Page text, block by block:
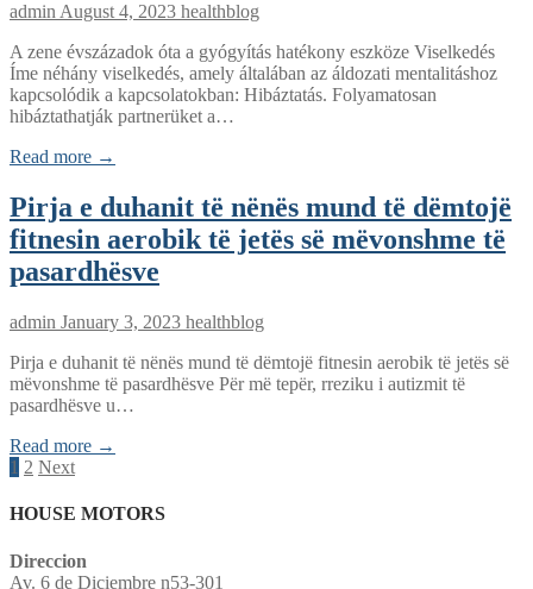
admin August 4, 2023 healthblog
A zene évszázadok óta a gyógyítás hatékony eszköze Viselkedés
Íme néhány viselkedés, amely általában az áldozati mentalitáshoz
kapcsolódik a kapcsolatokban: Hibáztatás. Folyamatosan
hibáztathatják partnerüket a…
Read more →
Pirja e duhanit të nënës mund të dëmtojë
fitnesin aerobik të jetës së mëvonshme të
pasardhësve
admin January 3, 2023 healthblog
Pirja e duhanit të nënës mund të dëmtojë fitnesin aerobik të jetës së
mëvonshme të pasardhësve Për më tepër, rreziku i autizmit të
pasardhësve u…
Read more →
Posts
navigation
1 2 Next
HOUSE MOTORS
Direccion
Av. 6 de Diciembre n53-301